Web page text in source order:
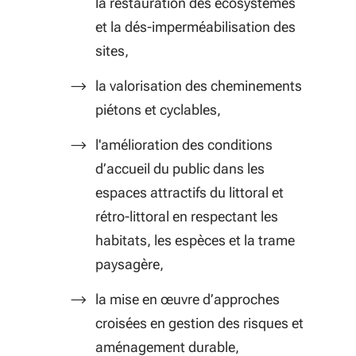
et la dés-imperméabilisation des
sites,
la valorisation des cheminements
piétons et cyclables,
l'amélioration des conditions
d’accueil du public dans les
espaces attractifs du littoral et
rétro-littoral en respectant les
habitats, les espèces et la trame
paysagère,
la mise en œuvre d’approches
croisées en gestion des risques et
aménagement durable,